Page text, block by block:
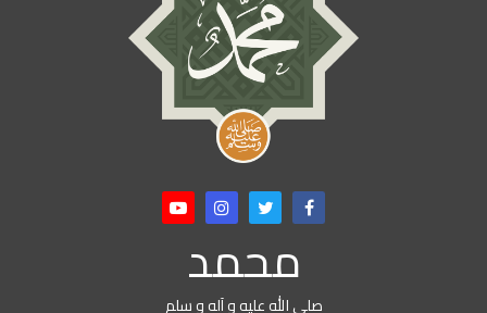
محمد
صلی الله علیه و آله و سلم